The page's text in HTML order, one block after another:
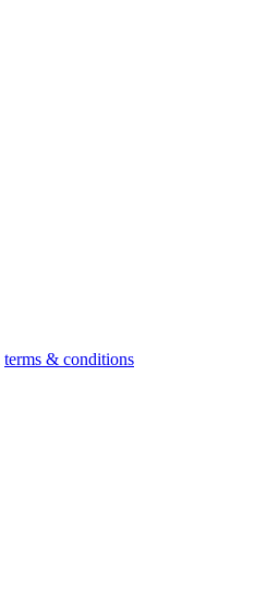
terms & conditions